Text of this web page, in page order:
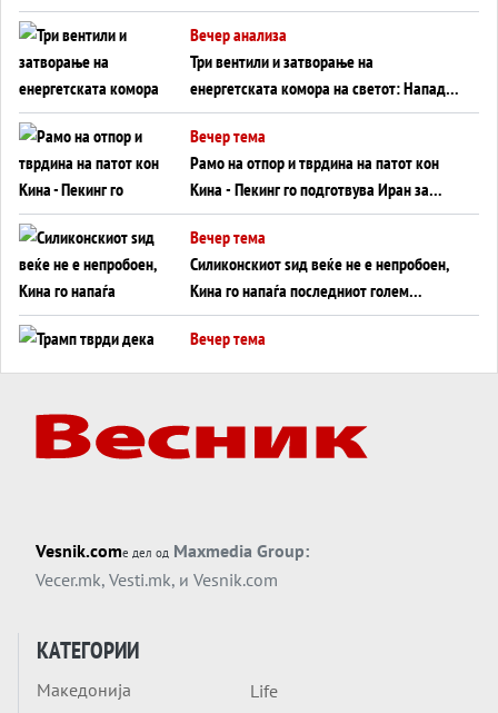
WILDBERRIES
Вечер анализа
Три вентили и затворање на
енергетската комора на светот: Нападот
во Суец најавува глобален енергетски
инфаркт?
Вечер тема
Рамо на отпор и тврдина на патот кон
Кина - Пекинг го подготвува Иран за
американска копнена инвазија
Вечер тема
Силиконскиот ѕид веќе не е непробоен,
Кина го напаѓа последниот голем
монопол на Западот?
Вечер тема
Вечер тема
ДЛАБОКО УДОЛУ: Сметководствените
Вечер тема
АТОМСКО ДОМИНО НА БЛИСКИОТ
ИСТОК
Обвинувањето кон Русија го поврзува
Vesnik.comе дел од Maxmedia Group:
Vecer.mk, Vesti.mk, и Vesnik.com
КАТЕГОРИИ
Македонија
Life